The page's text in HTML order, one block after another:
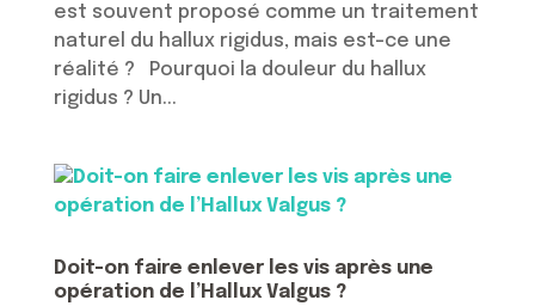
est souvent proposé comme un traitement
naturel du hallux rigidus, mais est-ce une
réalité ? Pourquoi la douleur du hallux
rigidus ? Un...
Doit-on faire enlever les vis après une
opération de l’Hallux Valgus ?